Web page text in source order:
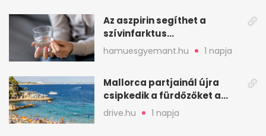
Az aszpirin segíthet a
szívinfarktus
megelőzésében, de nem
mindenkinek
hamuesgyemant.hu 1 napja
Mallorca partjainál újra
csipkedik a fürdőzőket a
halak a sekély vízben
drive.hu 1 napja